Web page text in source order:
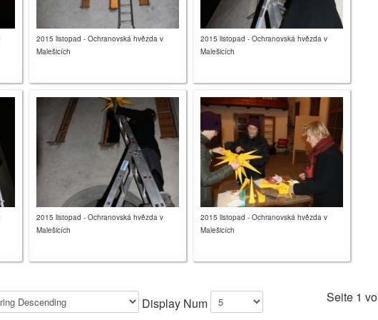
2015 listopad - Ochranovská hvězda v
Malešicích
2015 listopad - Ochranovská hvězda v
Malešicích
2015 listopad - Ochranovská hvězda v
Malešicích
2015 listopad - Ochranovská hvězda v
Malešicích
Display Num Seite 1